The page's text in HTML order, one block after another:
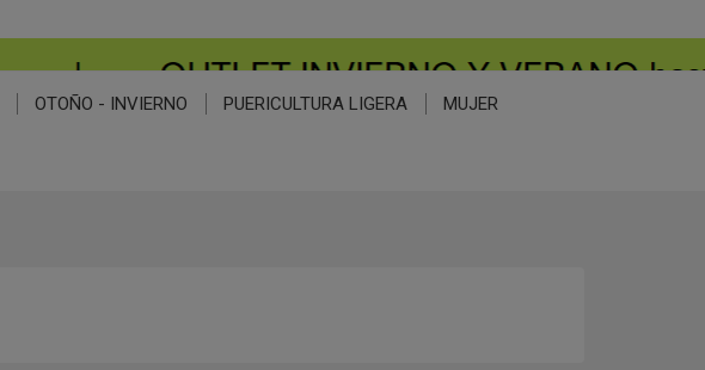
OTOÑO - INVIERNO PUERICULTURA LIGERA MUJER